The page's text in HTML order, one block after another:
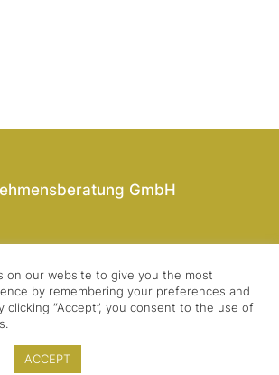
GmbH
Impressum
on our website to give you the most
by remembering your preferences and
clicking “Accept”, you consent to the use of
ACCEPT